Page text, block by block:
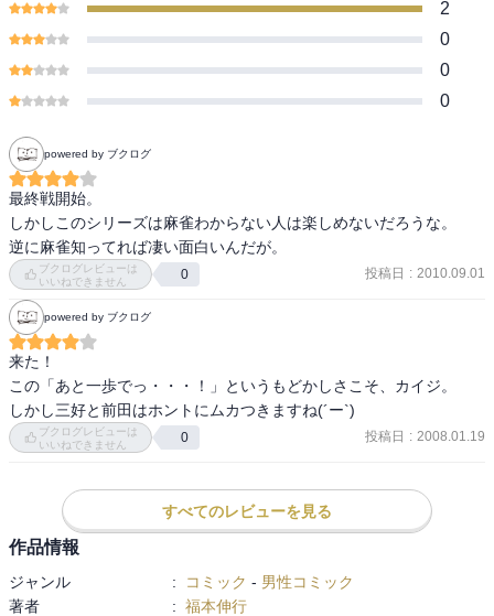
2
0
0
0
powered by ブクログ
最終戦開始。
しかしこのシリーズは麻雀わからない人は楽しめないだろうな。
逆に麻雀知ってれば凄い面白いんだが。
ブクログレビューは
いいねできません
0 投稿日 : 2010.09.01
powered by ブクログ
来た！
この「あと一歩でっ・・・！」というもどかしさこそ、カイジ。
しかし三好と前田はホントにムカつきますね(´ー`)
ブクログレビューは
いいねできません
0 投稿日 : 2008.01.19
すべてのレビューを見る
作品情報
ジャンル : コミック - 男性コミック
著者
: 福本伸行